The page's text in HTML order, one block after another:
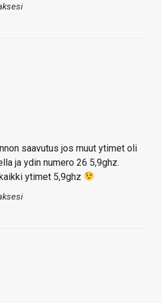
saavutus jos muut ytimet oli
ja ydin numero 26 5,9ghz.
ytimet 5,9ghz